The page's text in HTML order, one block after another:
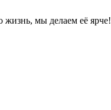
мы делаем её ярче!